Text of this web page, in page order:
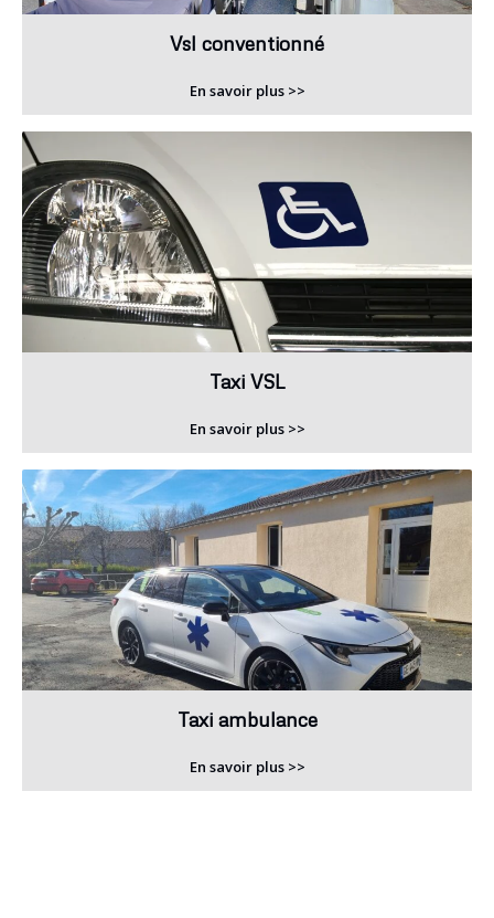
Vsl conventionné
En savoir plus >>
Taxi VSL
En savoir plus >>
Taxi ambulance
En savoir plus >>